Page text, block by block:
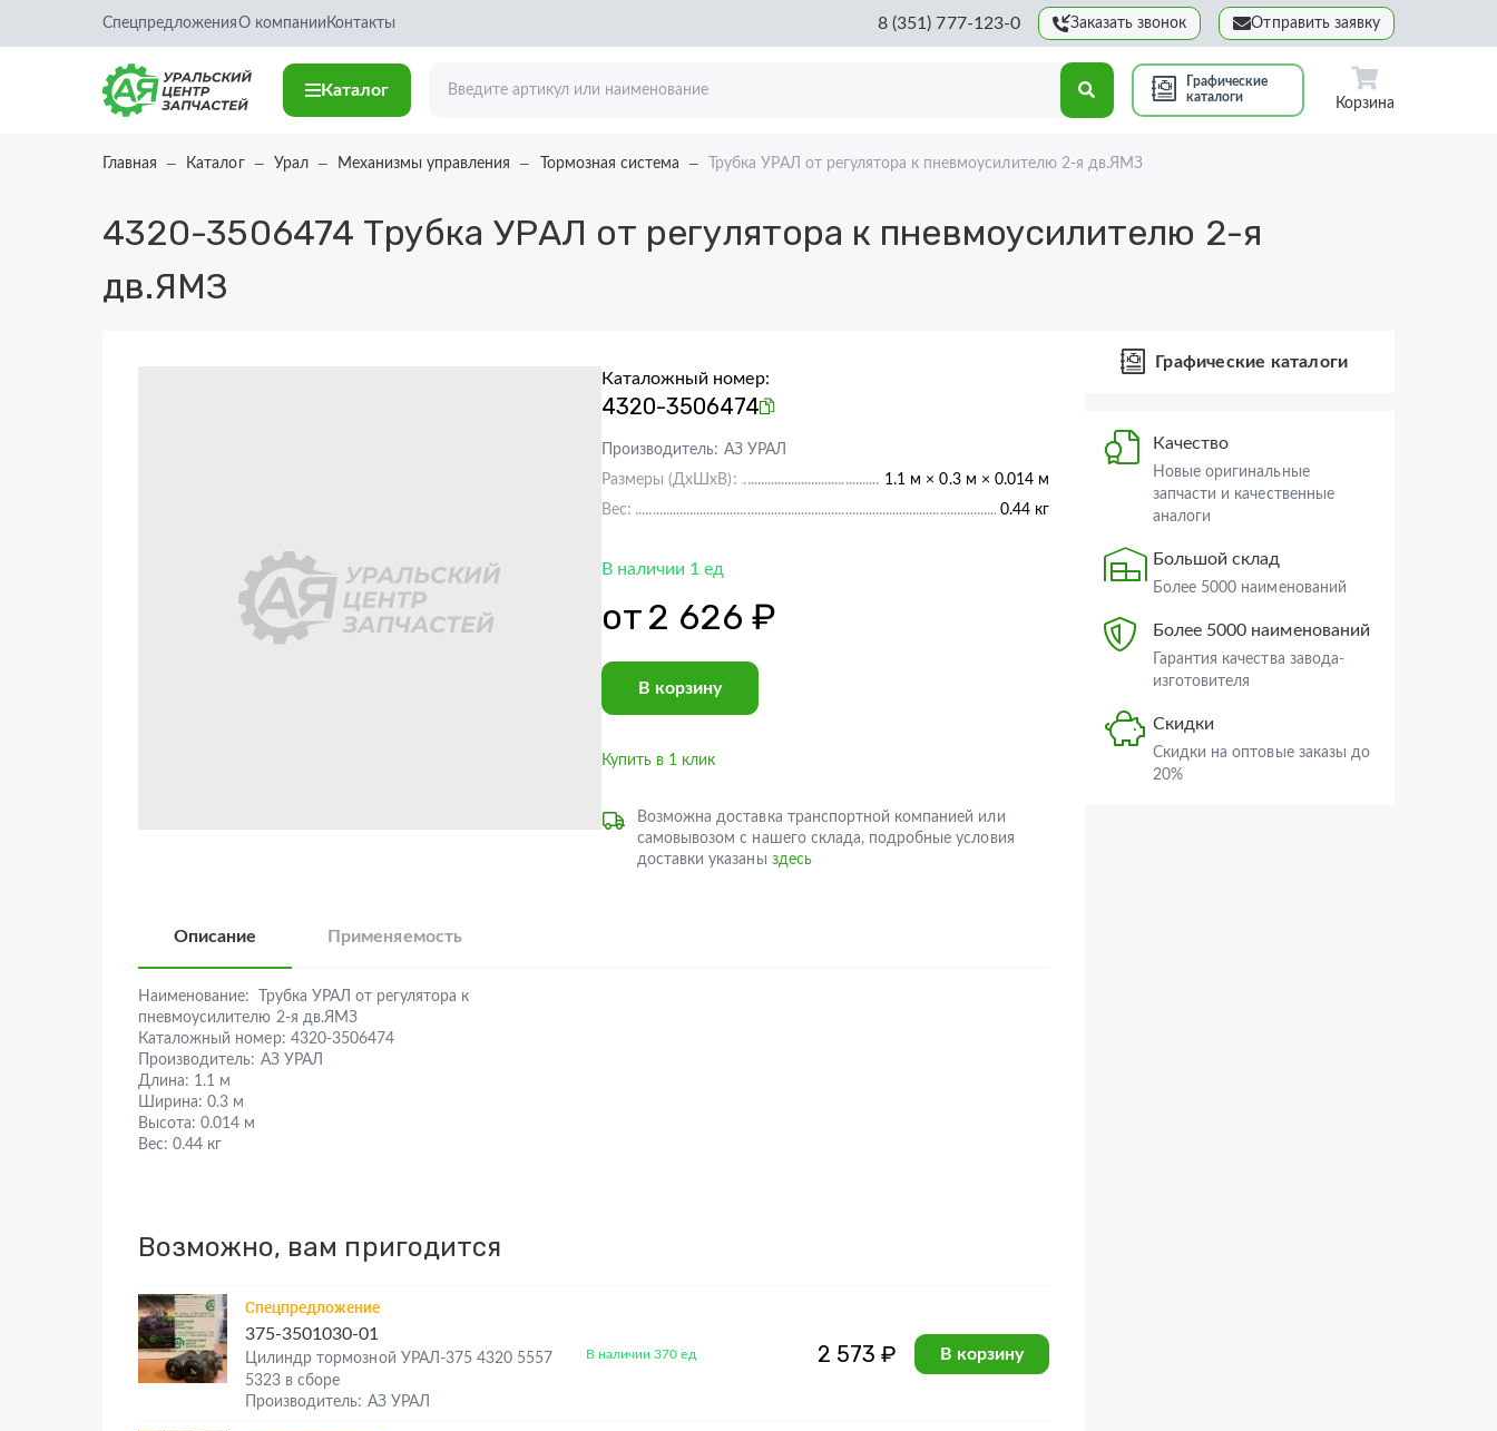
СпецпредложенияО компании Контакты 8 (351) 777-123-0 Заказать звонок Отправить заявку
Каталог
Графические
каталоги
Корзина
Главная Каталог Урал Механизмы управления Тормозная система Трубка УРАЛ от регулятора к пневмоусилителю 2-я дв.ЯМЗ
4320-3506474 Трубка УРАЛ от регулятора к пневмоусилителю 2-я
дв.ЯМЗ
Каталожный номер:
4320-3506474
Производитель: АЗ УРАЛ
Размеры (ДхШхВ):
1.1 м × 0.3 м × 0.014 м
Вес:
0.44 кг
В наличии 1 ед
от2 626 ₽
В корзину
Купить в 1 клик
Возможна доставка транспортной компанией или
самовывозом с нашего склада, подробные условия
доставки указаны здесь
Описание Применяемость
Наименование:
Трубка УРАЛ от регулятора к
пневмоусилителю 2-я дв.ЯМЗ
Каталожный номер: 4320-3506474
Производитель: АЗ УРАЛ
Длина: 1.1 м
Ширина: 0.3 м
Высота: 0.014 м
Вес: 0.44 кг
Возможно, вам пригодится
Спецпредложение
375-3501030-01
Цилиндр тормозной УРАЛ-375 4320 5557
5323 в сборе
Производитель: АЗ УРАЛ
В наличии 370 ед 2 573 ₽ В корзину
Графические каталоги
Качество
Новые оригинальные
запчасти и качественные
аналоги
Большой склад
Более 5000 наименований
Более 5000 наименований
Гарантия качества завода-
изготовителя
Скидки
Скидки на оптовые заказы до
20%